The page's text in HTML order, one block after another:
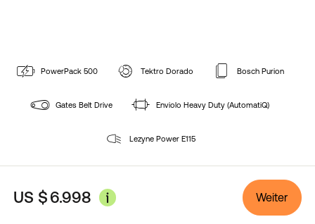
PowerPack 500 Tektro Dorado Bosch Purion
Gates Belt Drive Enviolo Heavy Duty (AutomatiQ)
Lezyne Power E115
US $6.998 Weiter